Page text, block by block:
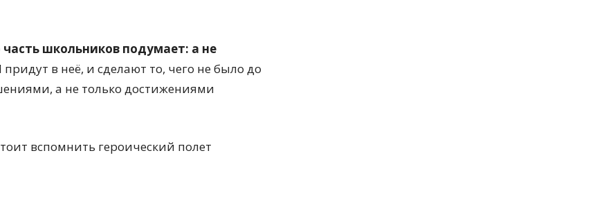
часть школьников подумает: а не
придут в неё, и сделают то, чего не было до
а не только достижениями
вспомнить героический полет